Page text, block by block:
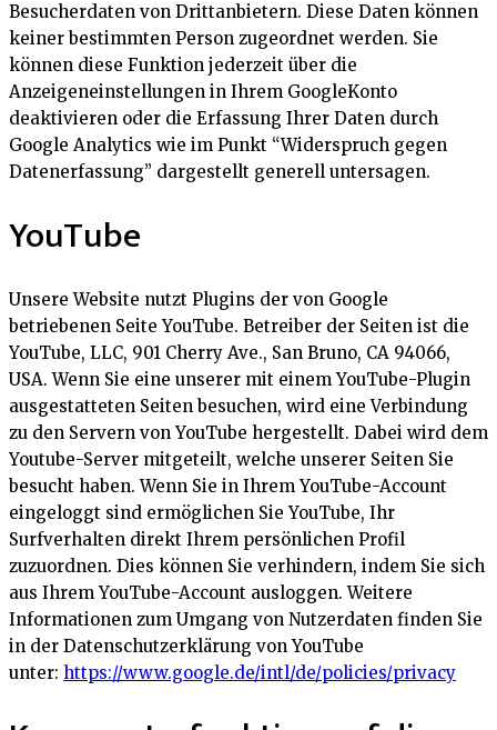
Besucherdaten von Drittanbietern. Diese Daten können
keiner bestimmten Person zugeordnet werden. Sie
können diese Funktion jederzeit über die
Anzeigeneinstellungen in Ihrem GoogleKonto
deaktivieren oder die Erfassung Ihrer Daten durch
Google Analytics wie im Punkt “Widerspruch gegen
Datenerfassung” dargestellt generell untersagen.
YouTube
Unsere Website nutzt Plugins der von Google
betriebenen Seite YouTube. Betreiber der Seiten ist die
YouTube, LLC, 901 Cherry Ave., San Bruno, CA 94066,
USA. Wenn Sie eine unserer mit einem YouTube-Plugin
ausgestatteten Seiten besuchen, wird eine Verbindung
zu den Servern von YouTube hergestellt. Dabei wird dem
Youtube-Server mitgeteilt, welche unserer Seiten Sie
besucht haben. Wenn Sie in Ihrem YouTube-Account
eingeloggt sind ermöglichen Sie YouTube, Ihr
Surfverhalten direkt Ihrem persönlichen Profil
zuzuordnen. Dies können Sie verhindern, indem Sie sich
aus Ihrem YouTube-Account ausloggen. Weitere
Informationen zum Umgang von Nutzerdaten finden Sie
in der Datenschutzerklärung von YouTube
unter: https://www.google.de/intl/de/policies/privacy